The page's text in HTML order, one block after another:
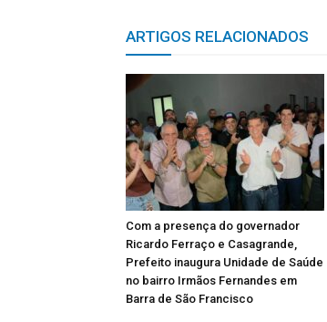
ARTIGOS RELACIONADOS
Com a presença do governador
Ricardo Ferraço e Casagrande,
Prefeito inaugura Unidade de Saúde
no bairro Irmãos Fernandes em
Barra de São Francisco